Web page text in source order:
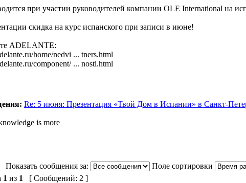
при участии руководителей компании OLE International на
скидка на курс испанского при записи в июне!
ADELANTE:
home/nedvi ... tners.html
component/ ... nosti.html
Re: 5 июня: Презентация «Твой Дом в Испании» в Санкт-
is more
Показать сообщения за:
Поле сортировки
1 из 1 [ Сообщений: 2 ]